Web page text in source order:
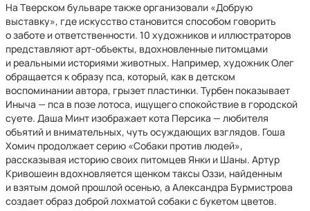
На Тверском бульваре также организовали «Добрую
выставку», где искусство становится способом говорить
о заботе и ответственности. 10 художников и иллюстраторов
представляют арт-объекты, вдохновленные питомцами
и реальными историями животных. Например, художник Олег
обращается к образу пса, который, как в детском
воспоминании автора, грызет пластинки. Турбен показывает
Иныча — пса в позе лотоса, ищущего спокойствие в городской
суете. Даша Минт изображает кота Персика — любителя
объятий и внимательных, чуть осуждающих взглядов. Гоша
Хомич продолжает серию «Собаки против людей»,
рассказывая историю своих питомцев Янки и Шаны. Артур
Кривошеин вдохновляется щенком таксы Оззи, найденным
и взятым домой прошлой осенью, а Александра Бурмистрова
создает образ доброй лохматой собаки с букетом цветов.